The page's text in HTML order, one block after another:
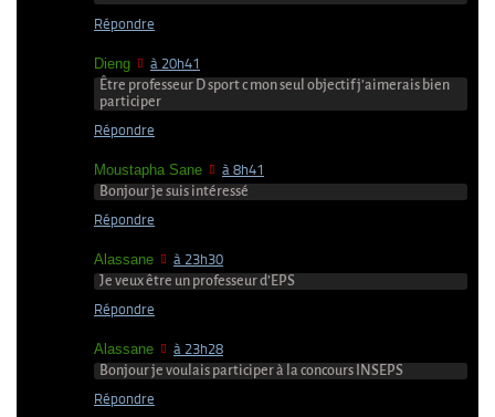
Répondre
Dieng à 20h41
Être professeur D sport c mon seul objectif j’aimerais bien
participer
Répondre
Moustapha Sane à 8h41
Bonjour je suis intéressé
Répondre
Alassane à 23h30
Je veux être un professeur d’EPS
Répondre
Alassane à 23h28
Bonjour je voulais participer à la concours INSEPS
Répondre